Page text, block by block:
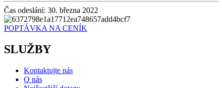
Čas odeslání: 30. března 2022
POPTÁVKA NA CENÍK
SLUŽBY
Kontaktujte nás
O nás